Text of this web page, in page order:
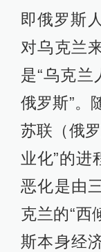
即俄罗斯
对乌克兰
是“乌克兰
俄罗斯”。
苏联（俄
业化”的进
恶化是由
克兰的“西
斯本身经